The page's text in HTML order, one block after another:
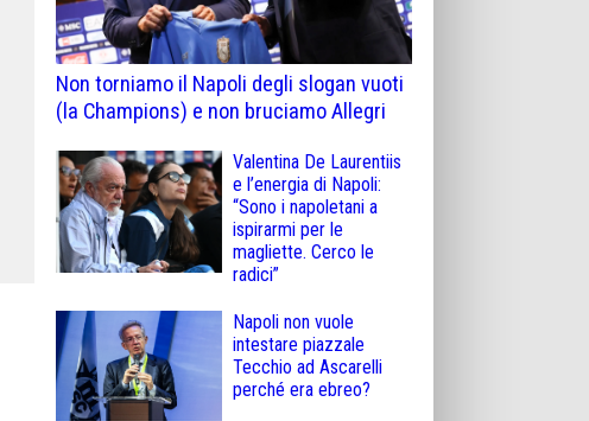
Non torniamo il Napoli degli slogan vuoti
(la Champions) e non bruciamo Allegri
Valentina De Laurentiis
e l’energia di Napoli:
“Sono i napoletani a
ispirarmi per le
magliette. Cerco le
radici”
Napoli non vuole
intestare piazzale
Tecchio ad Ascarelli
perché era ebreo?